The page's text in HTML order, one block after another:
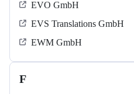
EVO GmbH
EVS Translations GmbH
EWM GmbH
F